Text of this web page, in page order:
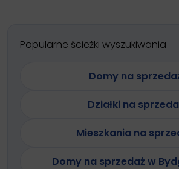
Popularne ścieżki wyszukiwania
Domy na
Działki na
Mieszkania na
Domy na sprzedaż w